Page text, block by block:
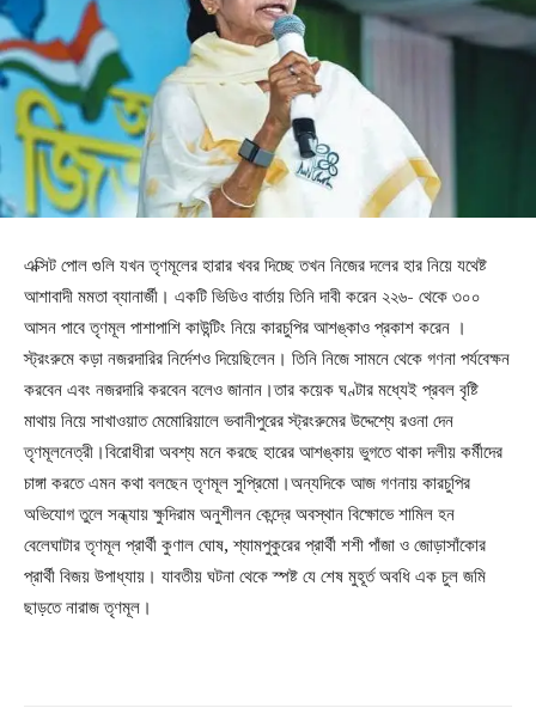
এক্সিট পোল গুলি যখন তৃণমূলের হারার খবর দিচ্ছে তখন নিজের দলের হার নিয়ে যথেষ্ট
আশাবাদী মমতা ব্যানার্জী। একটি ভিডিও বার্তায় তিনি দাবী করেন ২২৬- থেকে ৩০০
আসন পাবে তৃণমূল পাশাপাশি কাউন্টিং নিয়ে কারচুপির আশঙ্কাও প্রকাশ করেন ।
স্ট্রংরুমে কড়া নজরদারির নির্দেশও দিয়েছিলেন। তিনি নিজে সামনে থেকে গণনা পর্যবেক্ষন
করবেন এবং নজরদারি করবেন বলেও জানান।তার কয়েক ঘণ্টার মধ্যেই প্রবল বৃষ্টি
মাথায় নিয়ে সাখাওয়াত মেমোরিয়ালে ভবানীপুরের স্ট্রংরুমের উদ্দেশ্যে রওনা দেন
তৃণমূলনেত্রী।বিরোধীরা অবশ্য মনে করছে হারের আশঙ্কায় ভুগতে থাকা দলীয় কর্মীদের
চাঙ্গা করতে এমন কথা বলছেন তৃণমূল সুপ্রিমো।অন্যদিকে আজ গণনায় কারচুপির
অভিযোগ তুলে সন্ধ্যায় ক্ষুদিরাম অনুশীলন কেন্দ্রে অবস্থান বিক্ষোভে শামিল হন
বেলেঘাটার তৃণমূল প্রার্থী কুণাল ঘোষ, শ্যামপুকুরের প্রার্থী শশী পাঁজা ও জোড়াসাঁকোর
প্রার্থী বিজয় উপাধ্যায়। যাবতীয় ঘটনা থেকে স্পষ্ট যে শেষ মুহূর্ত অবধি এক চুল জমি
ছাড়তে নারাজ তৃণমূল।